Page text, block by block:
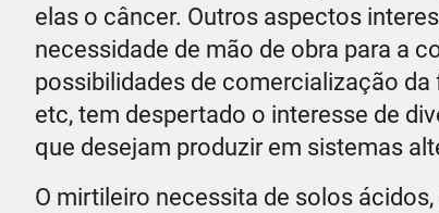
elas o câncer. Outros aspectos
necessidade de mão de obra para a
possibilidades de comercialização da
etc, tem despertado o interesse de
que desejam produzir em sistemas
O mirtileiro necessita de solos